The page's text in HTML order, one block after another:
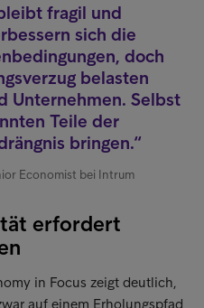
fragil und
sich die
doch
belasten
Unternehmen. Selbst
Teile der
bringen.
Economist bei Intrum
erfordert
in Focus zeigt deutlich,
auf einem Erholungspfad